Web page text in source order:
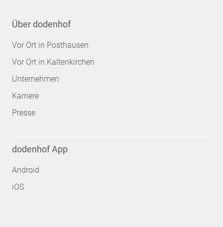
Über dodenhof
Vor Ort in Posthausen
Vor Ort in Kaltenkirchen
Unternehmen
Karriere
Presse
dodenhof App
Android
iOS